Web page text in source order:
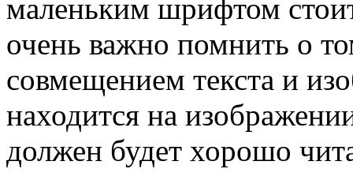
маленьким шрифтом
очень важно помнить о
совмещением текста и
находится на
должен будет хорошо